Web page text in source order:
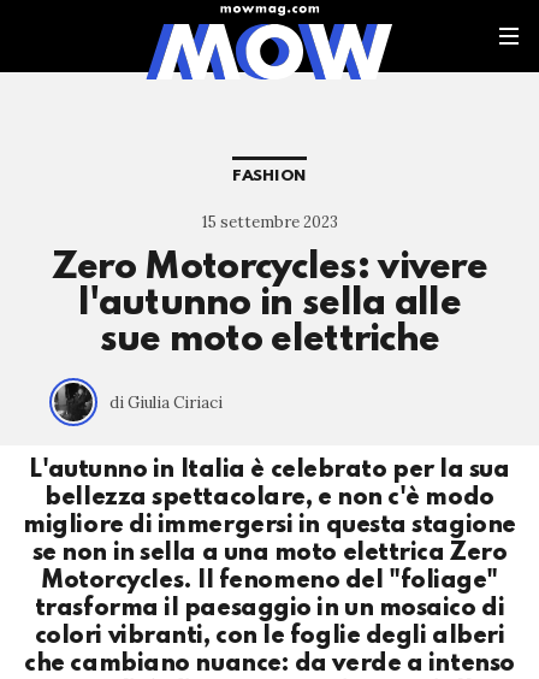
FASHION
15 settembre 2023
Zero Motorcycles: vivere
l'autunno in sella alle
sue moto elettriche
di Giulia Ciriaci
L'autunno in Italia è celebrato per la sua
bellezza spettacolare, e non c'è modo
migliore di immergersi in questa stagione
se non in sella a una moto elettrica Zero
Motorcycles. Il fenomeno del "foliage"
trasforma il paesaggio in un mosaico di
colori vibranti, con le foglie degli alberi
che cambiano nuance: da verde a intenso